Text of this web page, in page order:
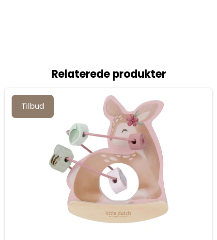
Relaterede produkter
Tilbud